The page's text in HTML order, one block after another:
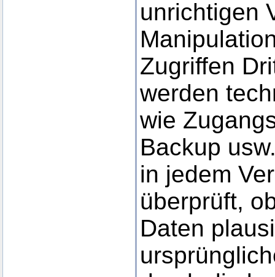
unrichtigen
Zugriffen
werden
wie
Backup
in jedem
überprüft,
Daten